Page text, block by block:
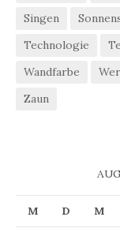
Singen
Technologie
Wandfarbe
Zaun
M D M